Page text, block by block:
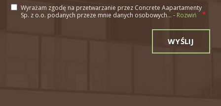
Wyrażam zgodę na przetwarzanie przez Concrete Aapartamenty
Sp. z o.o. podanych przeze mnie danych osobowych... - Rozwiń